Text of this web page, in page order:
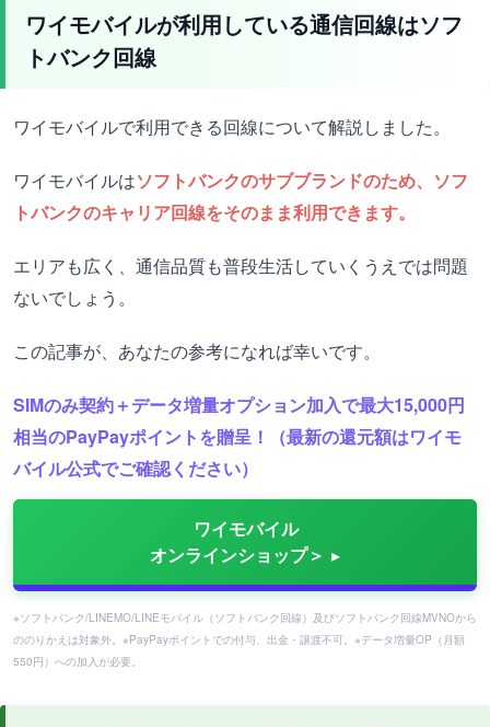
ワイモバイルが利用している通信回線はソフ
トバンク回線
ワイモバイルで利用できる回線について解説しました。
ワイモバイルはソフトバンクのサブブランドのため、ソフ
トバンクのキャリア回線をそのまま利用できます。
エリアも広く、通信品質も普段生活していくうえでは問題
ないでしょう。
この記事が、あなたの参考になれば幸いです。
SIMのみ契約＋データ増量オプション加入で最大15,000円
相当のPayPayポイントを贈呈！（最新の還元額はワイモ
バイル公式でご確認ください）
ワイモバイル
オンラインショップ＞
※ソフトバンク/LINEMO/LINEモバイル（ソフトバンク回線）及びソフトバンク回線MVNOから
ののりかえは対象外。※PayPayポイントでの付与、出金・譲渡不可。※データ増量OP（月額
550円）への加入が必要。